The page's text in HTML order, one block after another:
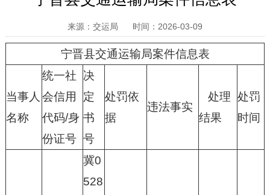
来源：交运局 时间：2026-03-09
宁晋县交通运输局案件信息表
当事人
名称
统一社
会信用
代码/身
份证号
决
定
书
号
处罚依
据
违法事实
处理
结果
处罚
时间
冀0
528